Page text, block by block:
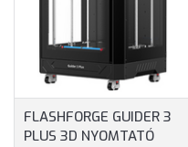
FLASHFORGE GUIDER 3
PLUS 3D NYOMTATÓ